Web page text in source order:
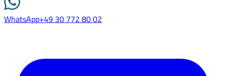
WhatsApp+49 30 772 80 02